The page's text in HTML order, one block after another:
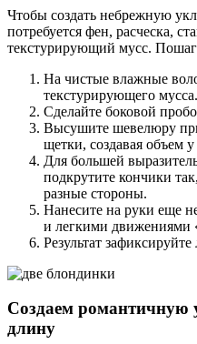
Чтобы создать небрежную
потребуется фен, расческа,
текстурирующий мусс.
На чистые влажные
текстурирующего мусса.
Сделайте боковой
Высушите шевелюру
щетки, создавая объем
Для большей
подкрутите кончики
разные стороны.
Нанесите на руки еще
и легкими движениями
Результат зафиксируйте
Создаем романтичную
длину